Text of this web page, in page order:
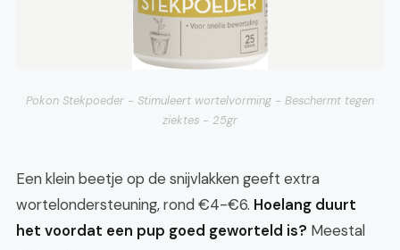
Pokon Stekpoeder - Stimuleert wortelvorming - Beschermt tegen
ziektes - 25gr
Een klein beetje op de snijvlakken geeft extra
wortelondersteuning, rond €4-€6. Hoelang duurt
het voordat een pup goed geworteld is? Meestal